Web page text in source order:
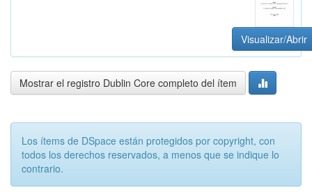
Visualizar/Abrir
Mostrar el registro Dublin Core completo del ítem
Los ítems de DSpace están protegidos por copyright, con
todos los derechos reservados, a menos que se indique lo
contrario.